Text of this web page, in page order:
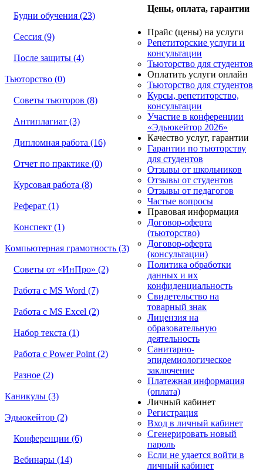
Будни обучения (23)
Сессия (9)
После защиты (4)
Тьюторство (0)
Советы тьюторов (8)
Антиплагиат (3)
Дипломная работа (16)
Отчет по практике (0)
Курсовая работа (8)
Реферат (1)
Конспект (1)
Компьютерная грамотность (3)
Советы от «ИнПро» (2)
Работа с MS Word (7)
Работа с MS Excel (2)
Набор текста (1)
Работа с Power Point (2)
Разное (2)
Каникулы (3)
Эдьюкейтор (2)
Конференции (6)
Вебинары (14)
Цены, оплата, гарантии
Прайс (цены) на услуги
Репетиторские услуги и
консультации
Тьюторство для студентов
Оплатить услуги онлайн
Тьюторство для студентов
Курсы, репетиторство,
консультации
Участие в конференции
«Эдьюкейтор 2026»
Качество услуг, гарантии
Гарантии по тьюторству
для студентов
Отзывы от школьников
Отзывы от студентов
Отзывы от педагогов
Частые вопросы
Правовая информация
Договор-оферта
(тьюторство)
Договор-оферта
(консультации)
Политика обработки
данных и их
конфиденциальность
Свидетельство на
товарный знак
Лицензия на
образовательную
деятельность
Санитарно-
эпидемиологическое
заключение
Платежная информация
(оплата)
Личный кабинет
Регистрация
Вход в личный кабинет
Сгенерировать новый
пароль
Если не удается войти в
личный кабинет